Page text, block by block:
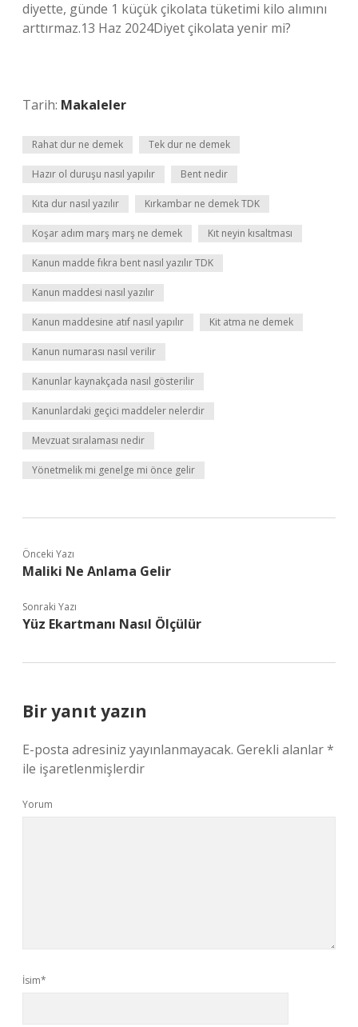
diyette, günde 1 küçük çikolata tüketimi kilo alımını
arttırmaz.13 Haz 2024Diyet çikolata yenir mi?
Tarih: Makaleler
Rahat dur ne demek Tek dur ne demek
Hazır ol duruşu nasıl yapılır Bent nedir
Kıta dur nasıl yazılır Kırkambar ne demek TDK
Koşar adım marş marş ne demek Kıt neyin kısaltması
Kanun madde fıkra bent nasıl yazılır TDK
Kanun maddesi nasıl yazılır
Kanun maddesine atıf nasıl yapılır Kit atma ne demek
Kanun numarası nasıl verilir
Kanunlar kaynakçada nasıl gösterilir
Kanunlardaki geçici maddeler nelerdir
Mevzuat sıralaması nedir
Yönetmelik mi genelge mi önce gelir
Önceki Yazı
Maliki Ne Anlama Gelir
Sonraki Yazı
Yüz Ekartmanı Nasıl Ölçülür
Bir yanıt yazın
E-posta adresiniz yayınlanmayacak. Gerekli alanlar*
ile işaretlenmişlerdir
Yorum
İsim*